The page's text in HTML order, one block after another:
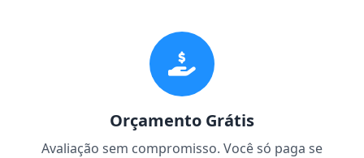
Orçamento Grátis
Avaliação sem compromisso. Você só paga se